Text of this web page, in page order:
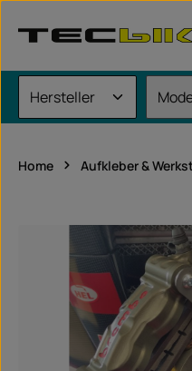
Home Aufkleber &
Bildergalerie überspringen